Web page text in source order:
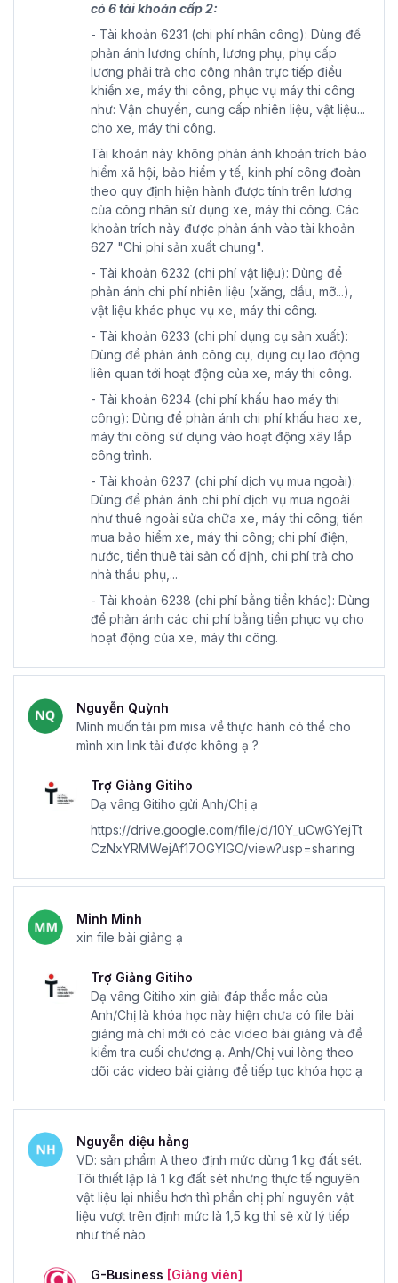
có 6 tài khoản cấp 2:
- Tài khoản 6231 (chi phí nhân công): Dùng để
phản ánh lương chính, lương phụ, phụ cấp
lương phải trả cho công nhân trực tiếp điều
khiển xe, máy thi công, phục vụ máy thi công
như: Vận chuyển, cung cấp nhiên liệu, vật liệu...
cho xe, máy thi công.
Tài khoản này không phản ánh khoản trích bảo
hiểm xã hội, bảo hiểm y tế, kinh phí công đoàn
theo quy định hiện hành được tính trên lương
của công nhân sử dụng xe, máy thi công. Các
khoản trích này được phản ánh vào tài khoản
627 "Chi phí sản xuất chung".
- Tài khoản 6232 (chi phí vật liệu): Dùng để
phản ánh chi phí nhiên liệu (xăng, dầu, mỡ...),
vật liệu khác phục vụ xe, máy thi công.
- Tài khoản 6233 (chi phí dụng cụ sản xuất):
Dùng để phản ánh công cụ, dụng cụ lao động
liên quan tới hoạt động của xe, máy thi công.
- Tài khoản 6234 (chi phí khấu hao máy thi
công): Dùng để phản ánh chi phí khấu hao xe,
máy thi công sử dụng vào hoạt động xây lắp
công trình.
- Tài khoản 6237 (chi phí dịch vụ mua ngoài):
Dùng để phản ánh chi phí dịch vụ mua ngoài
như thuê ngoài sửa chữa xe, máy thi công; tiền
mua bảo hiểm xe, máy thi công; chi phí điện,
nước, tiền thuê tài sản cố định, chi phí trả cho
nhà thầu phụ,...
- Tài khoản 6238 (chi phí bằng tiền khác): Dùng
để phản ánh các chi phí bằng tiền phục vụ cho
hoạt động của xe, máy thi công.
Nguyễn Quỳnh
Mình muốn tải pm misa về thực hành có thể cho
mình xin link tải được không ạ ?
Trợ Giảng Gitiho
Dạ vâng Gitiho gửi Anh/Chị ạ
https://drive.google.com/file/d/10Y_uCwGYejTt
CzNxYRMWejAf17OGYlGO/view?usp=sharing
Minh Minh
xin file bài giảng ạ
Trợ Giảng Gitiho
Dạ vâng Gitiho xin giải đáp thắc mắc của
Anh/Chị là khóa học này hiện chưa có file bài
giảng mà chỉ mới có các video bài giảng và đề
kiểm tra cuối chương ạ. Anh/Chị vui lòng theo
dõi các video bài giảng để tiếp tục khóa học ạ
Nguyễn diệu hằng
VD: sản phẩm A theo định mức dùng 1 kg đất sét.
Tôi thiết lập là 1 kg đất sét nhưng thực tế nguyên
vật liệu lại nhiều hơn thì phần chị phí nguyên vật
liệu vượt trên định mức là 1,5 kg thì sẽ xử lý tiếp
như thế nào
G-Business [Giảng viên]